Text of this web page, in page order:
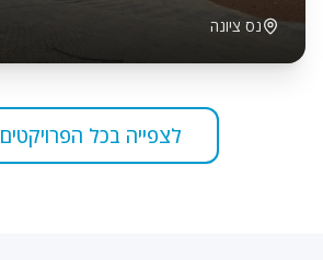
נס ציונה
לצפייה בכל הפרויקטים